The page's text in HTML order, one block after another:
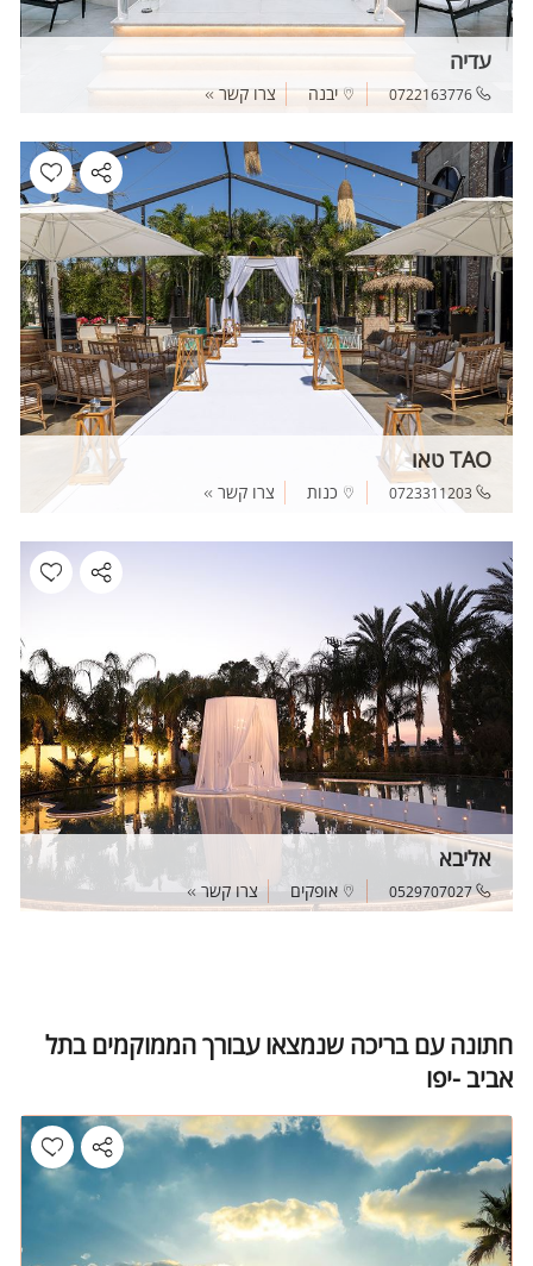
עדיה
0722163776 יבנה צרו קשר
TAO טאו
0723311203 כנות צרו קשר
אליבא
0529707027 אופקים צרו קשר
חתונה עם בריכה שנמצאו עבורך הממוקמים בתל
אביב -יפו